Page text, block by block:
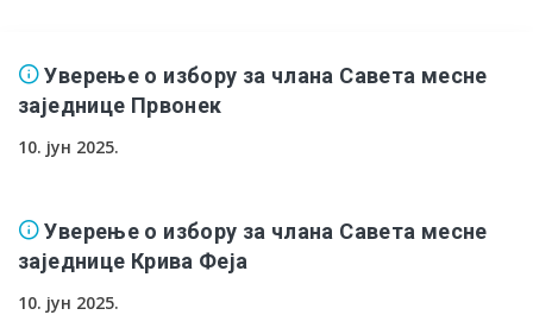
Уверење о избору за члана Савета месне
заједнице Првонек
10. јун 2025.
Уверење о избору за члана Савета месне
заједнице Крива Феја
10. јун 2025.